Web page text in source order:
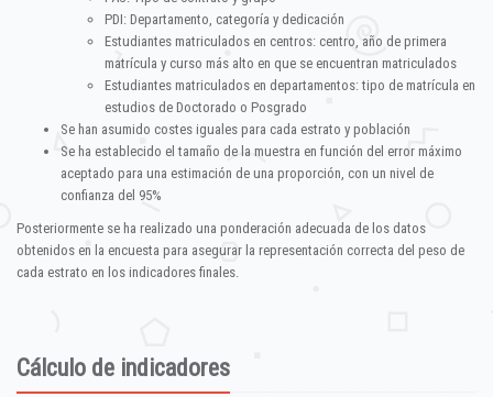
PDI: Departamento, categoría y dedicación
Estudiantes matriculados en centros: centro, año de primera
matrícula y curso más alto en que se encuentran matriculados
Estudiantes matriculados en departamentos: tipo de matrícula en
estudios de Doctorado o Posgrado
Se han asumido costes iguales para cada estrato y población
Se ha establecido el tamaño de la muestra en función del error máximo
aceptado para una estimación de una proporción, con un nivel de
confianza del 95%
Posteriormente se ha realizado una ponderación adecuada de los datos
obtenidos en la encuesta para asegurar la representación correcta del peso de
cada estrato en los indicadores finales.
Cálculo de indicadores